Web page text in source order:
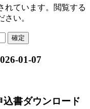
れています。閲覧する
い。
01-07
書ダウンロード